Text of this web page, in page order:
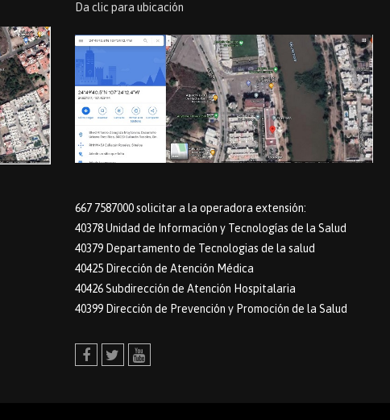
Da clic para ubicación
667 7587000 solicitar a la operadora extensión:
40378 Unidad de Información y Tecnologías de la Salud
40379 Departamento de Tecnologias de la salud
40425 Dirección de Atención Médica
40426 Subdirección de Atención Hospitalaria
40399 Dirección de Prevención y Promoción de la Salud